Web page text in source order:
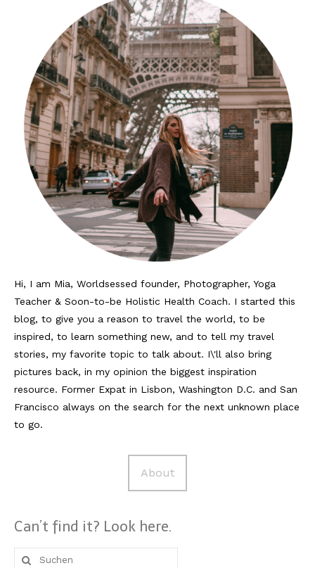
Hi, I am Mia, Worldsessed founder, Photographer, Yoga
Teacher & Soon-to-be Holistic Health Coach. I started this
blog, to give you a reason to travel the world, to be
inspired, to learn something new, and to tell my travel
stories, my favorite topic to talk about. I\'ll also bring
pictures back, in my opinion the biggest inspiration
resource. Former Expat in Lisbon, Washington D.C. and San
Francisco always on the search for the next unknown place
to go.
About
Can’t find it? Look here.
Suche